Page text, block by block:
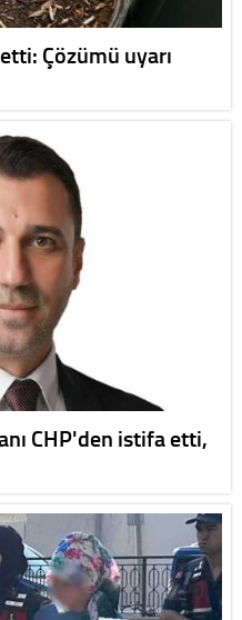
Çözümü uyarı
CHP'den istifa etti,